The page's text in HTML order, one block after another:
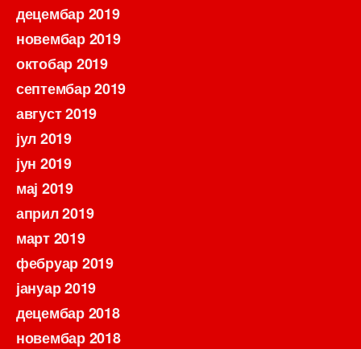
децембар 2019
новембар 2019
октобар 2019
септембар 2019
август 2019
јул 2019
јун 2019
мај 2019
април 2019
март 2019
фебруар 2019
јануар 2019
децембар 2018
новембар 2018